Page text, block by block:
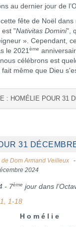
dernier jour de
fête de Noël dans
est "Nativitas Domini",
». Cependant,
le 2021ème
célébrons est
même que Dieu
: HOMÉLIE POUR 31
31
Dom Armand Veilleux
2024
- 7ème jour dans
1-18
H o m é l i e